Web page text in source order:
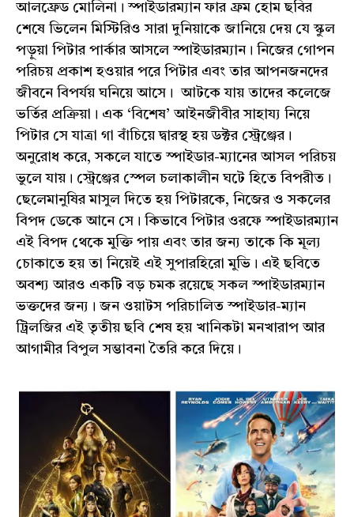
আলফ্রেড মোলিনা। স্পাইডারম্যান ফার ফ্রম হোম ছবির
শেষে ভিলেন মিস্টিরিও সারা দুনিয়াকে জানিয়ে দেয় যে স্কুল
পড়ুয়া পিটার পার্কার আসলে স্পাইডারম্যান। নিজের গোপন
পরিচয় প্রকাশ হওয়ার পরে পিটার এবং তার আপনজনদের
জীবনে বিপর্যয় ঘনিয়ে আসে। আটকে যায় তাদের কলেজে
ভর্তির প্রক্রিয়া। এক ‘বিশেষ’ আইনজীবীর সাহায্য নিয়ে
পিটার সে যাত্রা গা বাঁচিয়ে দ্বারস্থ হয় ডক্টর স্ট্রেঞ্জের।
অনুরোধ করে, সকলে যাতে স্পাইডার-ম্যানের আসল পরিচয়
ভুলে যায়। স্ট্রেঞ্জের স্পেল চলাকালীন ঘটে হিতে বিপরীত।
ছেলেমানুষির মাসুল দিতে হয় পিটারকে, নিজের ও সকলের
বিপদ ডেকে আনে সে। কিভাবে পিটার ওরফে স্পাইডারম্যান
এই বিপদ থেকে মুক্তি পায় এবং তার জন্য তাকে কি মূল্য
চোকাতে হয় তা নিয়েই এই সুপারহিরো মুভি। এই ছবিতে
অবশ্য আরও একটি বড় চমক রয়েছে সকল স্পাইডারম্যান
ভক্তদের জন্য। জন ওয়াটস পরিচালিত স্পাইডার-ম্যান
ট্রিলজির এই তৃতীয় ছবি শেষ হয় খানিকটা মনখারাপ আর
আগামীর বিপুল সম্ভাবনা তৈরি করে দিয়ে।